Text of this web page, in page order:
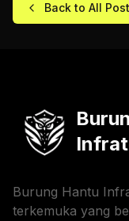
Back to All
Burung Hantu
terkemuka yang